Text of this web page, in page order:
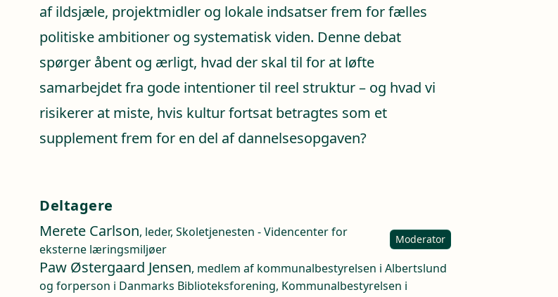
af ildsjæle, projektmidler og lokale indsatser frem for fælles
politiske ambitioner og systematisk viden. Denne debat
spørger åbent og ærligt, hvad der skal til for at løfte
samarbejdet fra gode intentioner til reel struktur – og hvad vi
risikerer at miste, hvis kultur fortsat betragtes som et
supplement frem for en del af dannelsesopgaven?
Deltagere
Merete Carlson, leder, Skoletjenesten - Videncenter for
eksterne læringsmiljøer
Moderator
Paw Østergaard Jensen, medlem af kommunalbestyrelsen i Albertslund
og forperson i Danmarks Biblioteksforening, Kommunalbestyrelsen i